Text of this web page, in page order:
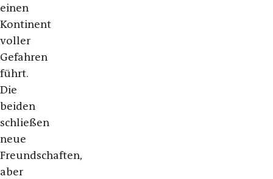
einen
Kontinent
voller
Gefahren
führt.
Die
beiden
schließen
neue
Freundschaften,
aber